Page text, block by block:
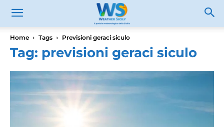
Home Tags Previsioni geraci siculo
Tag: previsioni geraci siculo